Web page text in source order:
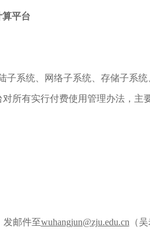
平台
系统、网络子系统、存储子系
所有实行付费使用管理办法，主
邮件至wuhangjun@zju.edu.cn （